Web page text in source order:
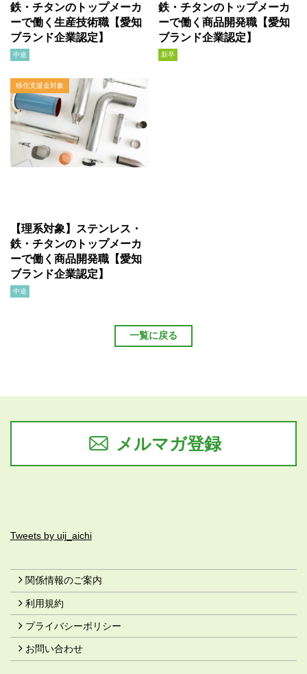
鉄・チタンのトップメーカ
ーで働く生産技術職【愛知
ブランド企業認定】
中途
鉄・チタンのトップメーカ
ーで働く商品開発職【愛知
ブランド企業認定】
新卒
【理系対象】ステンレス・
鉄・チタンのトップメーカ
ーで働く商品開発職【愛知
ブランド企業認定】
移住支援金対象
中途
一覧に戻る
メルマガ登録
Tweets by uij_aichi
関係情報のご案内
利用規約
プライバシーポリシー
お問い合わせ